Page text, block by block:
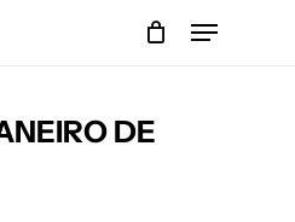
Menu
DE